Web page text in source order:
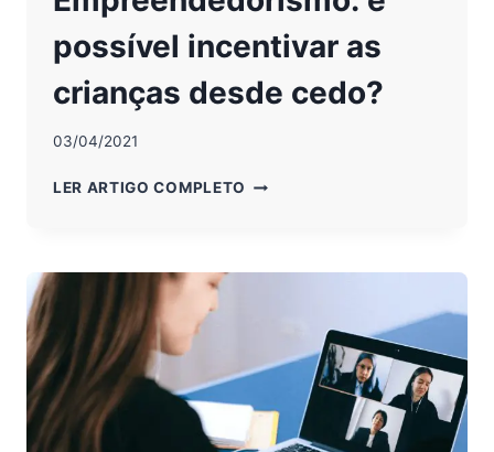
possível incentivar as
crianças desde cedo?
03/04/2021
LER ARTIGO COMPLETO EMPREENDEDORISMO:
AS